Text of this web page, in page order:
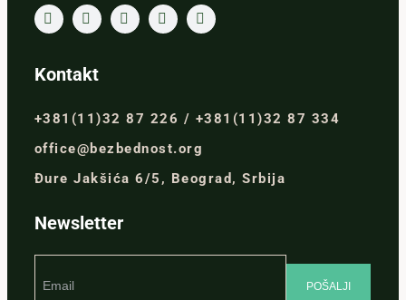
Kontakt
+381(11)32 87 226 / +381(11)32 87 334
office@bezbednost.org
Đure Jakšića 6/5, Beograd, Srbija
Newsletter